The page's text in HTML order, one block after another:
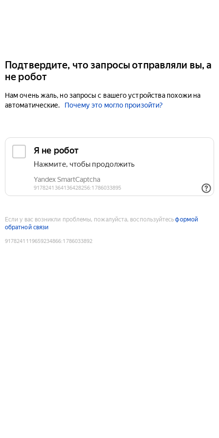
Подтвердите, что запросы отправляли вы, а
не робот
Нам очень жаль, но запросы с вашего устройства похожи на
автоматические.
Почему это могло произойти?
Если у вас возникли проблемы, пожалуйста, воспользуйтесьформой
обратной связи
9178241119659234866:1786033892